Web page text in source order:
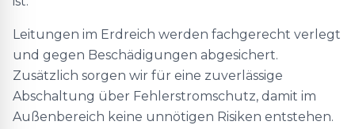
Leitungen im Erdreich werden fachgerecht verlegt
und gegen Beschädigungen abgesichert.
Zusätzlich sorgen wir für eine zuverlässige
Abschaltung über Fehlerstromschutz, damit im
Außenbereich keine unnötigen Risiken entstehen.